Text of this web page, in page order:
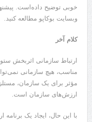
خوبی توضیح داده‌است.
وبسایت بوکاپو مطالعه کنید.
کلام آخر
ارتباط سازمانی اثربخش
مناسب، هیچ سازمانی
مؤثر برای یک سازمان،
ارزش‌های سازمان است.
با این حال، ایجاد یک